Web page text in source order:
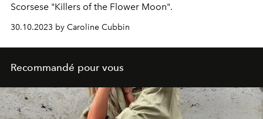
Scorsese "Killers of the Flower Moon".
30.10.2023 by Caroline Cubbin
Recommandé pour vous